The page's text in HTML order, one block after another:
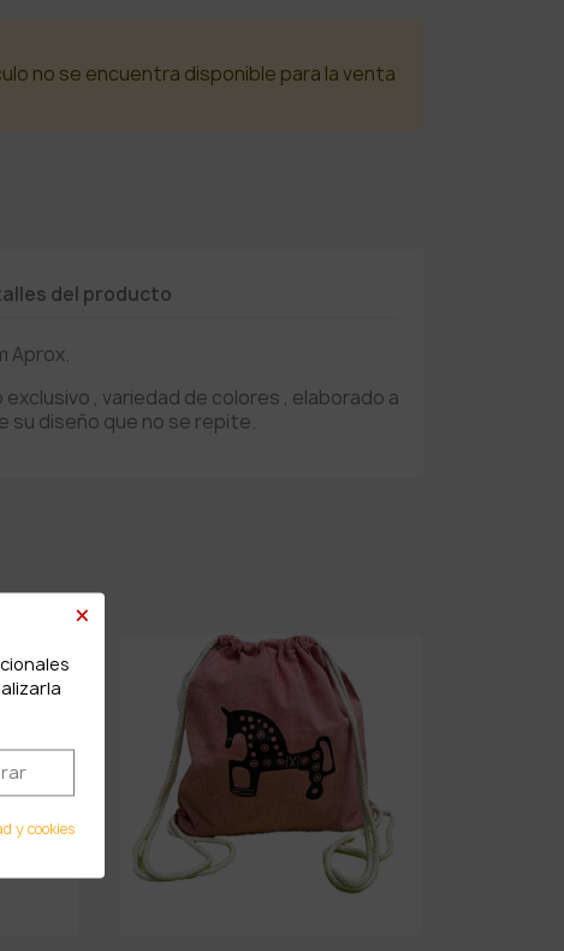
no se encuentra disponible para la venta
del producto
Aprox.
, variedad de colores , elaborado a
su diseño que no se repite.
×
y cookies